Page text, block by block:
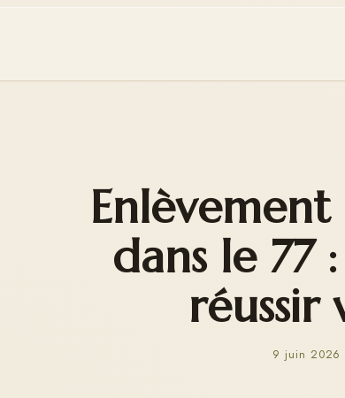
dans le 77
réussir
9 juin 2026